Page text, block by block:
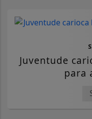
Juventude
para